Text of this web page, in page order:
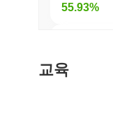
55.93%
교육